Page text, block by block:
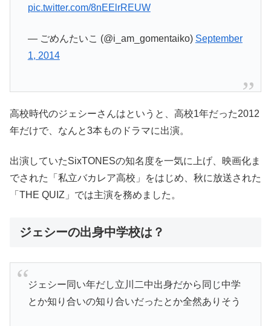
pic.twitter.com/8nEElrREUW
— ごめんたいこ (@i_am_gomentaiko) September
1, 2014
高校時代のジェシーさんはというと、高校1年だった2012
年だけで、なんと3本ものドラマに出演。
出演していたSixTONESの知名度を一気に上げ、映画化ま
でされた「私立バカレア高校」をはじめ、秋に放送された
「THE QUIZ」では主演を務めました。
ジェシーの出身中学校は？
ジェシー同い年だし立川二中出身だから同じ中学
とか知り合いの知り合いだったとか全然ありそう